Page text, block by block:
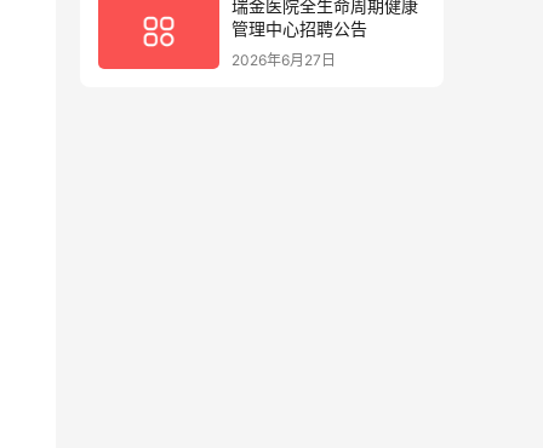
瑞金医院全生命周期健康
管理中心招聘公告
2026年6月27日